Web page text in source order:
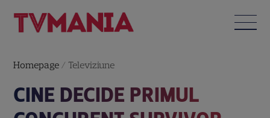
Homepage / Televiziune
CINE DECIDE PRIMUL